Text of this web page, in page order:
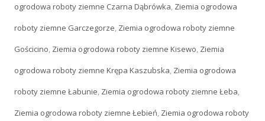
ogrodowa roboty ziemne Czarna Dąbrówka, Ziemia ogrodowa
roboty ziemne Garczegorze, Ziemia ogrodowa roboty ziemne
Gościcino, Ziemia ogrodowa roboty ziemne Kisewo, Ziemia
ogrodowa roboty ziemne Krępa Kaszubska, Ziemia ogrodowa
roboty ziemne Łabunie, Ziemia ogrodowa roboty ziemne Łeba,
Ziemia ogrodowa roboty ziemne Łebień, Ziemia ogrodowa roboty